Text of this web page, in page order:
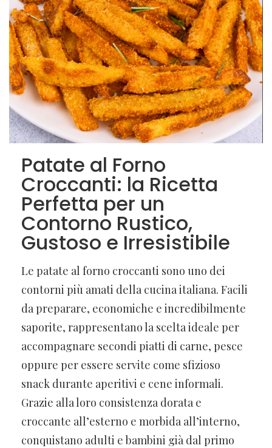
Patate al Forno
Croccanti: la Ricetta
Perfetta per un
Contorno Rustico,
Gustoso e Irresistibile
Le patate al forno croccanti sono uno dei
contorni più amati della cucina italiana. Facili
da preparare, economiche e incredibilmente
saporite, rappresentano la scelta ideale per
accompagnare secondi piatti di carne, pesce
oppure per essere servite come sfizioso
snack durante aperitivi e cene informali.
Grazie alla loro consistenza dorata e
croccante all’esterno e morbida all’interno,
conquistano adulti e bambini già dal primo